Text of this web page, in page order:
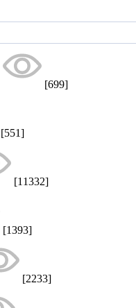
[699]
[551]
[11332]
[1393]
[2233]